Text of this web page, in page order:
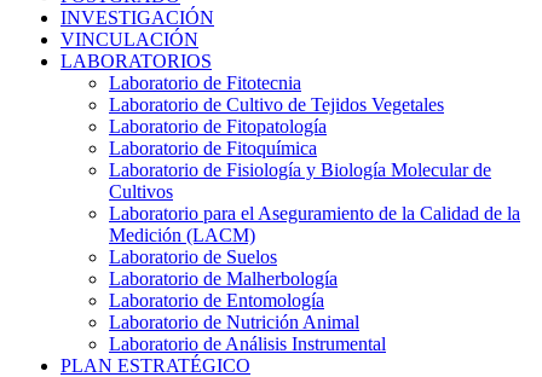
INVESTIGACIÓN
VINCULACIÓN
LABORATORIOS
Laboratorio de Fitotecnia
Laboratorio de Cultivo de Tejidos Vegetales
Laboratorio de Fitopatología
Laboratorio de Fitoquímica
Laboratorio de Fisiología y Biología Molecular de
Cultivos
Laboratorio para el Aseguramiento de la Calidad de la
Medición (LACM)
Laboratorio de Suelos
Laboratorio de Malherbología
Laboratorio de Entomología
Laboratorio de Nutrición Animal
Laboratorio de Análisis Instrumental
PLAN ESTRATÉGICO